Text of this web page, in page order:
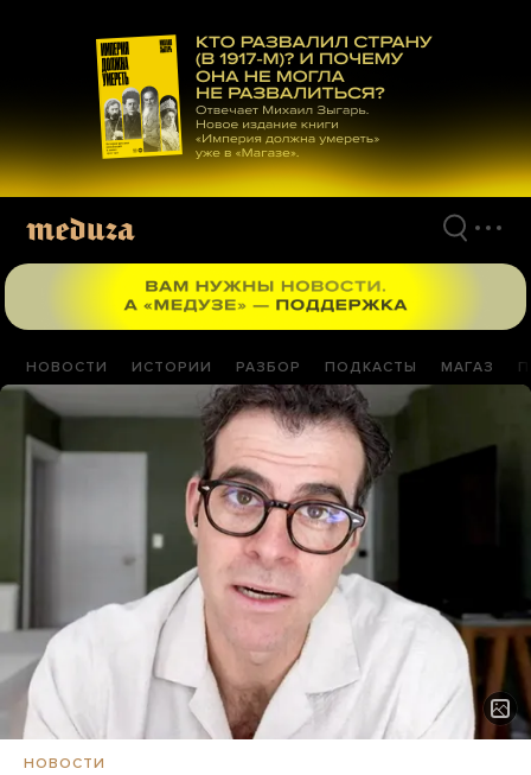
материалам
НОВОСТИ ИСТОРИИ РАЗБОР ПОДКАСТЫ МАГАЗ
НОВОСТИ